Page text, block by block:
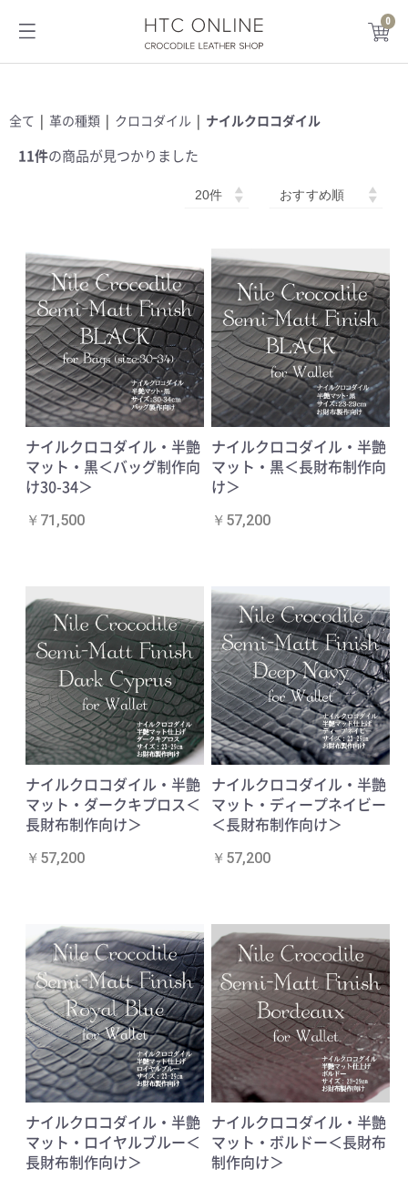
HTC ONLINE
0
全て | 革の種類 | クロコダイル | ナイルクロコダイル
11件の商品が見つかりました
ナイルクロコダイル・半艶
マット・黒＜バッグ制作向
け30-34＞
￥71,500
ナイルクロコダイル・半艶
マット・黒＜長財布制作向
け＞
￥57,200
ナイルクロコダイル・半艶
マット・ダークキプロス＜
長財布制作向け＞
￥57,200
ナイルクロコダイル・半艶
マット・ディープネイビー
＜長財布制作向け＞
￥57,200
ナイルクロコダイル・半艶
マット・ロイヤルブルー＜
長財布制作向け＞
ナイルクロコダイル・半艶
マット・ボルドー＜長財布
制作向け＞